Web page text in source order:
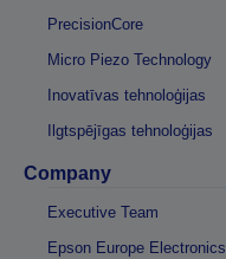
PrecisionCore
Micro Piezo Technology
Inovatīvas tehnoloģijas
Ilgtspējīgas tehnoloģijas
Company
Executive Team
Epson Europe Electronics